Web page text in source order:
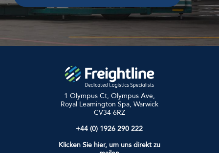
1 Olympus Ct, Olympus Ave,
Royal Leamington Spa, Warwick
CV34 6RZ
+44 (0) 1926 290 222
Klicken Sie hier, um uns direkt zu